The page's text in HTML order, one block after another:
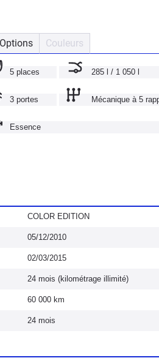
Options Couleurs
5 places 285 l / 1 050 l
3 portes Mécanique à 5
Essence
COLOR EDITION
05/12/2010
02/03/2015
24 mois (kilométrage illimité)
60 000 km
24 mois